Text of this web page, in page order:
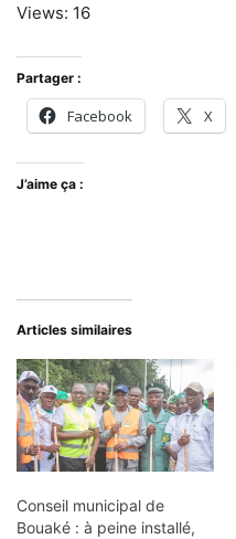
Views: 16
Partager :
Facebook X
J’aime ça :
Articles similaires
Conseil municipal de
Bouaké : à peine installé,